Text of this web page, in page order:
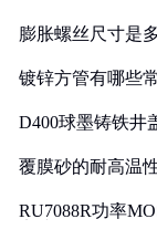
膨胀螺丝尺寸是
镀锌方管有哪些
D400球墨铸铁井
覆膜砂的耐高温
RU7088R功率